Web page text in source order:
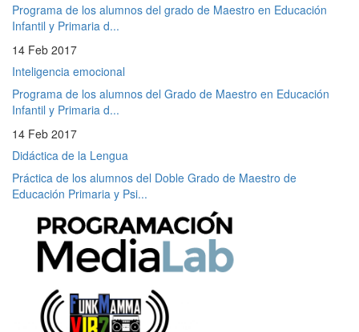
Programa de los alumnos del grado de Maestro en Educación
Infantil y Primaria d...
14 Feb 2017
Inteligencia emocional
Programa de los alumnos del Grado de Maestro en Educación
Infantil y Primaria d...
14 Feb 2017
Didáctica de la Lengua
Práctica de los alumnos del Doble Grado de Maestro de
Educación Primaria y Psi...